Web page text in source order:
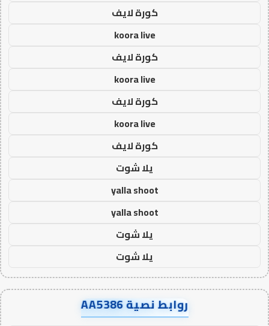
كورة لايف
koora live
كورة لايف
koora live
كورة لايف
koora live
كورة لايف
يلا شوت
yalla shoot
yalla shoot
يلا شوت
يلا شوت
روابط نصية AA5386